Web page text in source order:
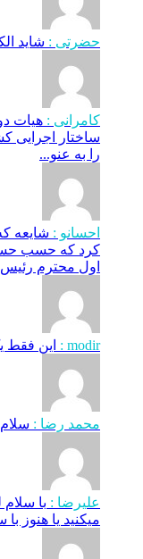
حضرتی : شاید
کامرانی : هیات
را به عنو...
احسانو : شایعه
کرد که حسب
اول محترم
modir : این
محمد رضا :
علیرضا : با
میکنید یا هنوز